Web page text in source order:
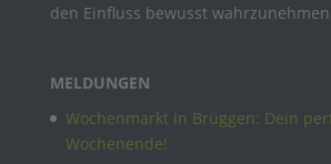
den Einfluss bewusst wahrzunehmen.
MELDUNGEN
Wochenmarkt in Brüggen: Dein
Wochenende!